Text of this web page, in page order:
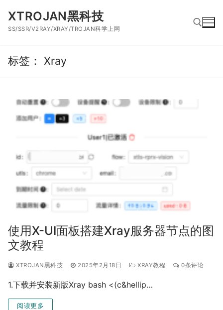
XTROJAN黑科技
SS/SSR/V2RAY/XRAY/TROJAN科学上网
标签： Xray
使用X-UI面板搭建Xray服务器节点的图
文教程
XTROJAN黑科技 2025年2月18日 XRAY教程 0条评论
1.下载并安装新版Xray bash <(c&hellip…
阅读更多